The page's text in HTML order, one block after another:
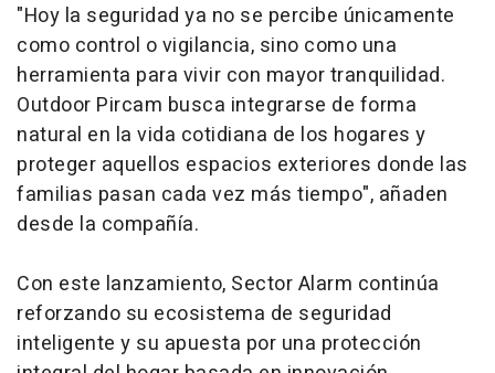
"Hoy la seguridad ya no se percibe únicamente
como control o vigilancia, sino como una
herramienta para vivir con mayor tranquilidad.
Outdoor Pircam busca integrarse de forma
natural en la vida cotidiana de los hogares y
proteger aquellos espacios exteriores donde las
familias pasan cada vez más tiempo", añaden
desde la compañía.
Con este lanzamiento, Sector Alarm continúa
reforzando su ecosistema de seguridad
inteligente y su apuesta por una protección